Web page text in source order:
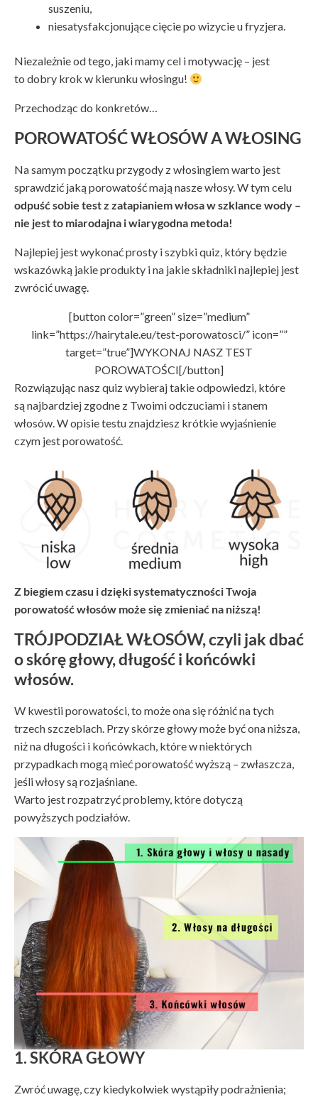
suszeniu,
niesatysfakcjonujące cięcie po wizycie u fryzjera.
Niezależnie od tego, jaki mamy cel i motywację – jest
to dobry krok w kierunku włosingu!
Przechodząc do konkretów…
POROWATOŚĆ WŁOSÓW A WŁOSING
Na samym początku przygody z włosingiem warto jest
sprawdzić jaką porowatość mają nasze włosy. W tym celu
odpuść sobie test z zatapianiem włosa w szklance wody –
nie jest to miarodajna i wiarygodna metoda!
Najlepiej jest wykonać prosty i szybki quiz, który będzie
wskazówką jakie produkty i na jakie składniki najlepiej jest
zwrócić uwagę.
[button color=”green” size=”medium”
link=”https://hairytale.eu/test-porowatosci/” icon=””
target=”true”]WYKONAJ NASZ TEST
POROWATOŚCI[/button]
Rozwiązując nasz quiz wybieraj takie odpowiedzi, które
są najbardziej zgodne z Twoimi odczuciami i stanem
włosów. W opisie testu znajdziesz krótkie wyjaśnienie
czym jest porowatość.
Z biegiem czasu i dzięki systematyczności Twoja
porowatość włosów może się zmieniać na niższą!
TRÓJPODZIAŁ WŁOSÓW, czyli jak dbać
o skórę głowy, długość i końcówki
włosów.
W kwestii porowatości, to może ona się różnić na tych
trzech szczeblach. Przy skórze głowy może być ona niższa,
niż na długości i końcówkach, które w niektórych
przypadkach mogą mieć porowatość wyższą – zwłaszcza,
jeśli włosy są rozjaśniane.
Warto jest rozpatrzyć problemy, które dotyczą
powyższych podziałów.
1. SKÓRA GŁOWY
Zwróć uwagę, czy kiedykolwiek wystąpiły podrażnienia;